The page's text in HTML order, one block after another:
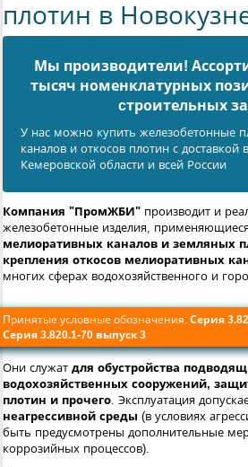
плотин в
Мы производители!
тысяч номенклатурных
cтроительных
У нас можно купить железобетонные
каналов и откосов плотин с доставкой
Кемеровской области и всей России
Компания "ПромЖБИ" производит и
железобетонные изделия,
мелиоративных каналов и земляных
крепления откосов мелиоративных
многих сферах водохозяйственного и
Принятые условные обозначения: Серия
Серия 3.820.1-70 выпуск 3
Они служат для обустройства
водохозяйственных сооружений,
плотин и прочего . Эксплуатация
неагрессивной среды (в условиях
быть предусмотрены дополнительные
коррозийных процессов).